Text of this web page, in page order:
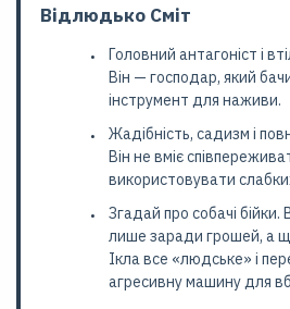
Відлюдько Сміт
Головний антагоніст і
Він — господар, який
інструмент для наживи.
Жадібність, садизм і
Він не вміє
використовувати
Згадай про собачі бійки.
лише заради грошей, а
Ікла все «людське» і
агресивну машину для